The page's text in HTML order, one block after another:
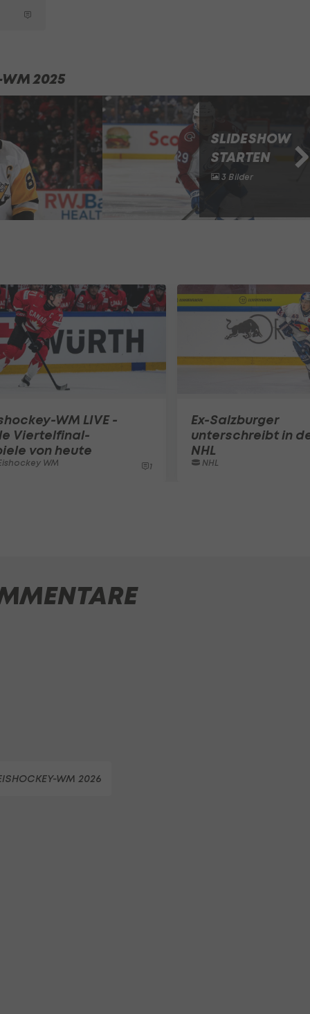
2025
SLIDESHOW
STARTEN
3 Bilder
WM LIVE -
Viertelfinal-
von heute
WM 1
Ex-Salzburger
unterschreibt in
NHL
NHL
WM 2026